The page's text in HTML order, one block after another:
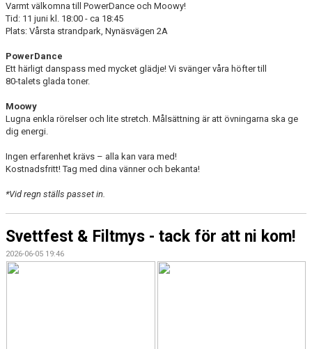
Varmt välkomna till PowerDance och Moowy!
Tid: 11 juni kl. 18:00 - ca 18:45
Plats: Vårsta strandpark, Nynäsvägen 2A
PowerDance
Ett härligt danspass med mycket glädje! Vi svänger våra höfter till
80-talets glada toner.
Moowy
Lugna enkla rörelser och lite stretch. Målsättning är att övningarna ska ge
dig energi.
Ingen erfarenhet krävs – alla kan vara med!
Kostnadsfritt! Tag med dina vänner och bekanta!
*Vid regn ställs passet in.
Svettfest & Filtmys - tack för att ni kom!
2026-06-05 19:46